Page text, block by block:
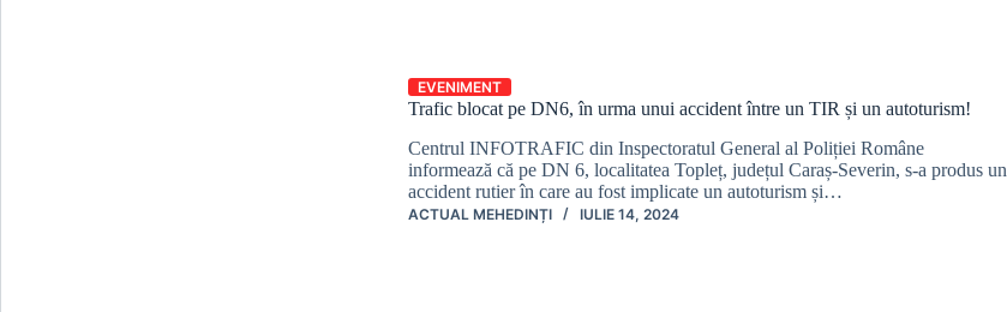
EVENIMENT
Trafic blocat pe DN6, în urma unui accident între un TIR și un autoturism!
Centrul INFOTRAFIC din Inspectoratul General al Poliției Române
informează că pe DN 6, localitatea Topleț, județul Caraș-Severin, s-a produs un
accident rutier în care au fost implicate un autoturism și…
ACTUAL MEHEDINȚI IULIE 14, 2024